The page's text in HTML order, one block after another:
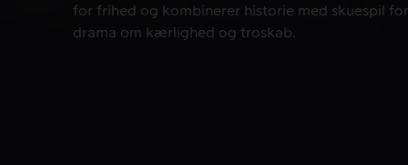
for frihed og kombinerer historie med skuespil
drama om kærlighed og troskab.